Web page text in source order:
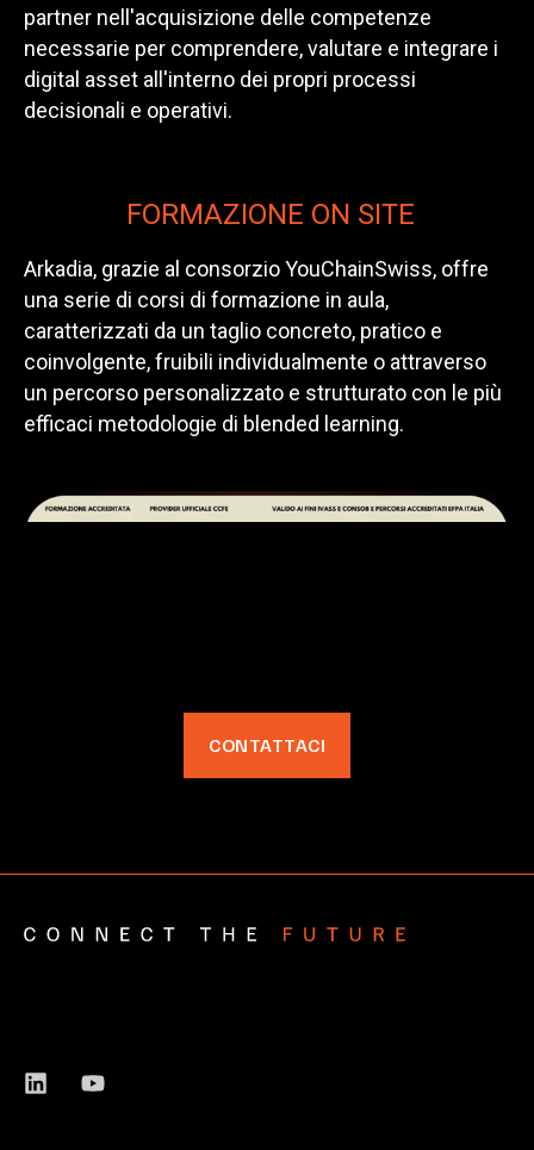
partner nell'acquisizione delle competenze
necessarie per comprendere, valutare e integrare i
digital asset all'interno dei propri processi
decisionali e operativi.
FORMAZIONE ON SITE
Arkadia, grazie al consorzio YouChainSwiss, offre
una serie di corsi di formazione in aula,
caratterizzati da un taglio concreto, pratico e
coinvolgente, fruibili individualmente o attraverso
un percorso personalizzato e strutturato con le più
efficaci metodologie di blended learning.
CONTATTACI